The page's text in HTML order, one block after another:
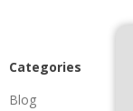
Categories
Blog